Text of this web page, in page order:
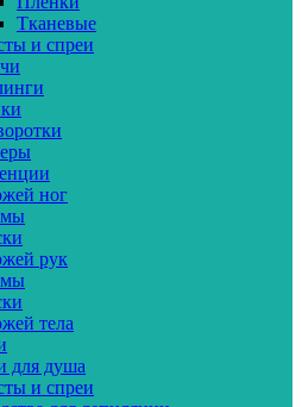
Тканевые
и спреи
ног
рук
тела
для душа
и спреи